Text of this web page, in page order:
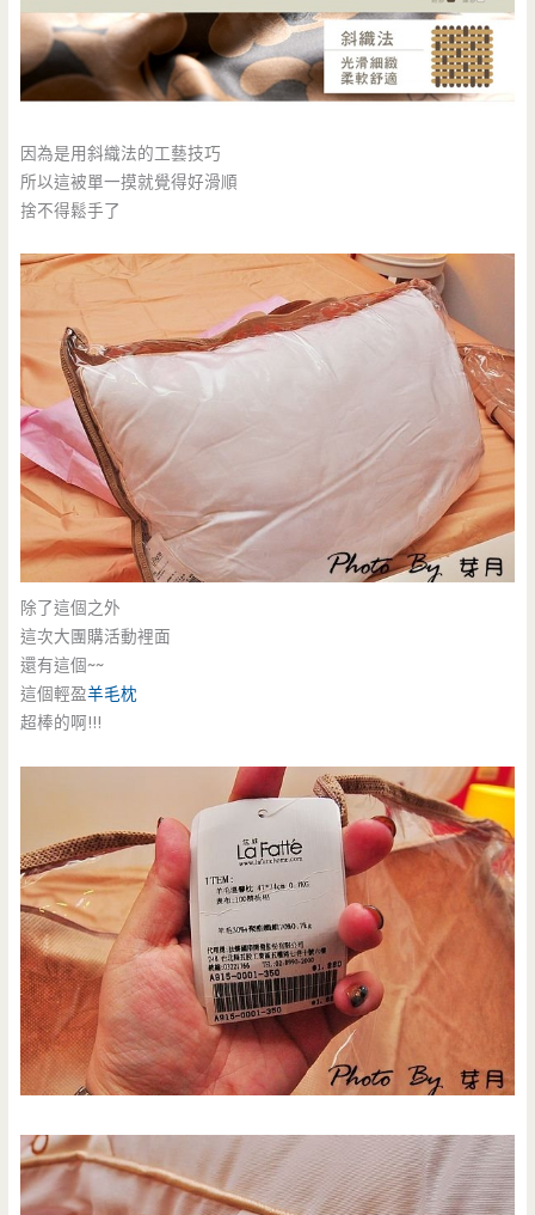
因為是用斜織法的工藝技巧
所以這被單一摸就覺得好滑順
捨不得鬆手了
除了這個之外
這次大團購活動裡面
還有這個~~
這個輕盈羊毛枕
超棒的啊!!!